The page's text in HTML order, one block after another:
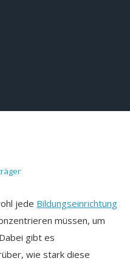
jede Bildungseinrichtung
müssen, um
gibt es
wie stark diese